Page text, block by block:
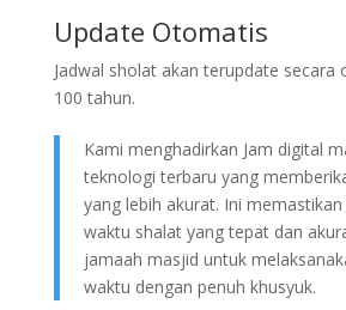
Update Otomatis
Jadwal sholat akan terupdate secara
100 tahun.
Kami menghadirkan Jam digital
teknologi terbaru yang
yang lebih akurat. Ini
waktu shalat yang tepat dan
jamaah masjid untuk
waktu dengan penuh khusyuk.